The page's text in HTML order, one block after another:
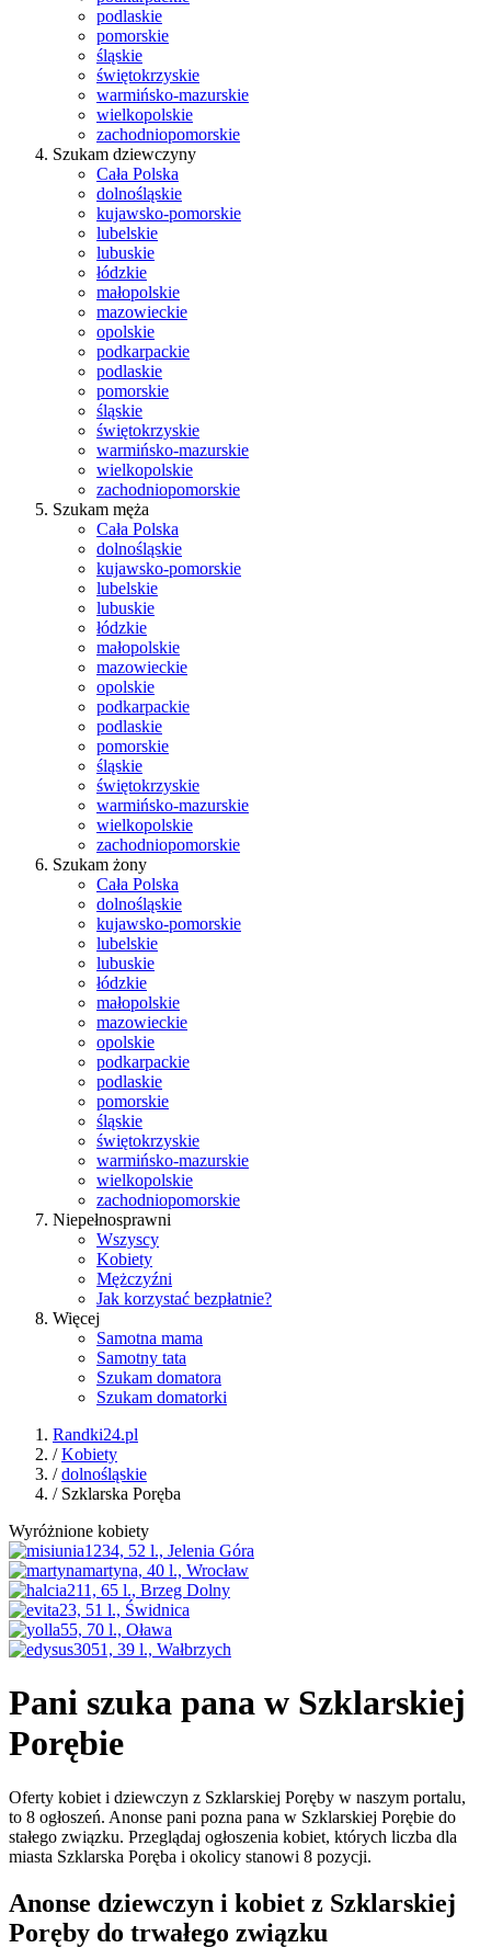
podlaskie
pomorskie
śląskie
świętokrzyskie
warmińsko-mazurskie
wielkopolskie
zachodniopomorskie
Szukam dziewczyny
Cała Polska
dolnośląskie
kujawsko-pomorskie
lubelskie
lubuskie
łódzkie
małopolskie
mazowieckie
opolskie
podkarpackie
podlaskie
pomorskie
śląskie
świętokrzyskie
warmińsko-mazurskie
wielkopolskie
zachodniopomorskie
Szukam męża
Cała Polska
dolnośląskie
kujawsko-pomorskie
lubelskie
lubuskie
łódzkie
małopolskie
mazowieckie
opolskie
podkarpackie
podlaskie
pomorskie
śląskie
świętokrzyskie
warmińsko-mazurskie
wielkopolskie
zachodniopomorskie
Szukam żony
Cała Polska
dolnośląskie
kujawsko-pomorskie
lubelskie
lubuskie
łódzkie
małopolskie
mazowieckie
opolskie
podkarpackie
podlaskie
pomorskie
śląskie
świętokrzyskie
warmińsko-mazurskie
wielkopolskie
zachodniopomorskie
Niepełnosprawni
Wszyscy
Kobiety
Mężczyźni
Jak korzystać bezpłatnie?
Więcej
Samotna mama
Samotny tata
Szukam domatora
Szukam domatorki
Randki24.pl
/Kobiety
/dolnośląskie
/ Szklarska Poręba
Wyróżnione kobiety
Pani szuka pana w Szklarskiej
Porębie
Oferty kobiet i dziewczyn z Szklarskiej Poręby w naszym portalu,
to 8 ogłoszeń. Anonse pani pozna pana w Szklarskiej Porębie do
stałego związku. Przeglądaj ogłoszenia kobiet, których liczba dla
miasta Szklarska Poręba i okolicy stanowi 8 pozycji.
Anonse dziewczyn i kobiet z Szklarskiej
Poręby do trwałego związku